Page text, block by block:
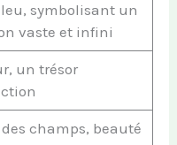
symbolisant un
vaste et infini
un trésor
champs, beauté